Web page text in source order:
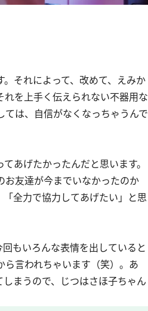
それによって、改めて、えみか
を上手く伝えられない不器用な
は、自信がなくなっちゃうんで
あげたかったんだと思います。
お友達が今までいなかったのか
全力で協力してあげたい」と思
もいろんな表情を出していると
言われちゃいます（笑）。あ
まうので、じつはさほ子ちゃん